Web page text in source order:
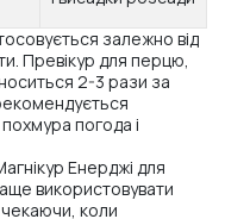
залежно від
Превікур для перцю,
2-3 рази за
погода і
Енерджі для
використовувати
чекаючи, коли